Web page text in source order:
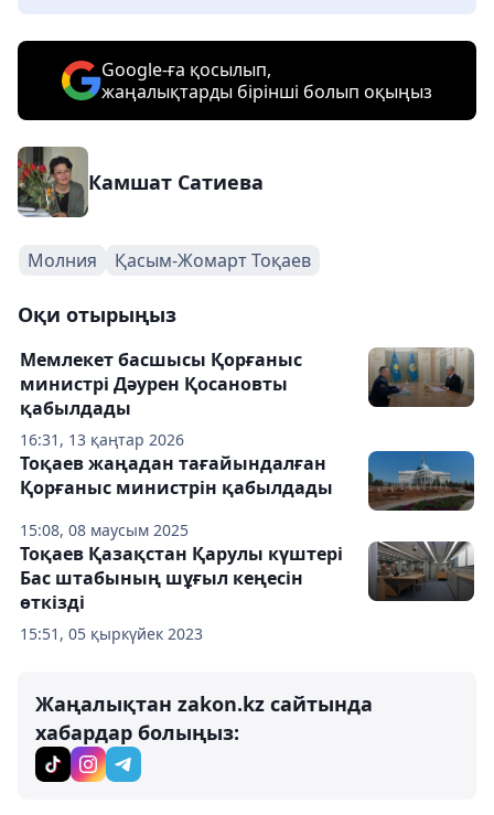
Google-ға қосылып,
жаңалықтарды бірінші болып оқыңыз
Камшат Сатиева
Молния Қасым-Жомарт Тоқаев
Оқи отырыңыз
16:31, 13 қаңтар 2026
Мемлекет басшысы Қорғаныс
министрі Дәурен Қосановты
қабылдады
15:08, 08 маусым 2025
Тоқаев жаңадан тағайындалған
Қорғаныс министрін қабылдады
15:51, 05 қыркүйек 2023
Тоқаев Қазақстан Қарулы күштері
Бас штабының шұғыл кеңесін
өткізді
Жаңалықтан zakon.kz сайтында
хабардар болыңыз: